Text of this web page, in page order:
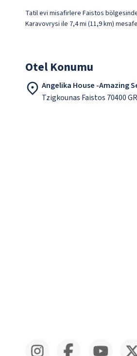
Tatil evi misafirlere Faistos
Karavovrysi ile 7,4 mi (11,9 km)
Otel Konumu
Angelika House -Amazing
Tzigkounas Faistos 70400 GR